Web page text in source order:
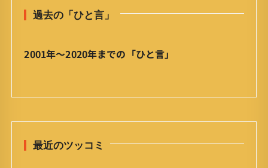
言
ア
イ
過去の「ひと言」
2001年〜2020年までの「ひと言」
最近のツッコミ